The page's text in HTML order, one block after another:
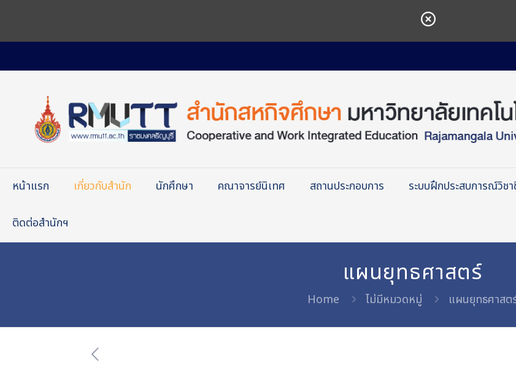
หน้าแรก เกี่ยวกับสำนัก นักศึกษา คณาจารย์นิเทศ สถานประกอบการ ระบบฝึกประสบการณ์วิช
ติดต่อสำนักฯ
แผนยุทธศาสตร์
Home ไม่มีหมวดหมู่ แผนยุทธศาสต